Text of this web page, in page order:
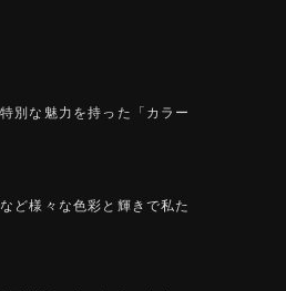
別な魅力を持った「カラー
ど様々な色彩と輝きで私た